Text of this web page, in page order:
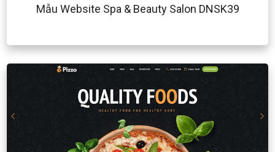
Mẫu Website Spa & Beauty Salon DNSK39